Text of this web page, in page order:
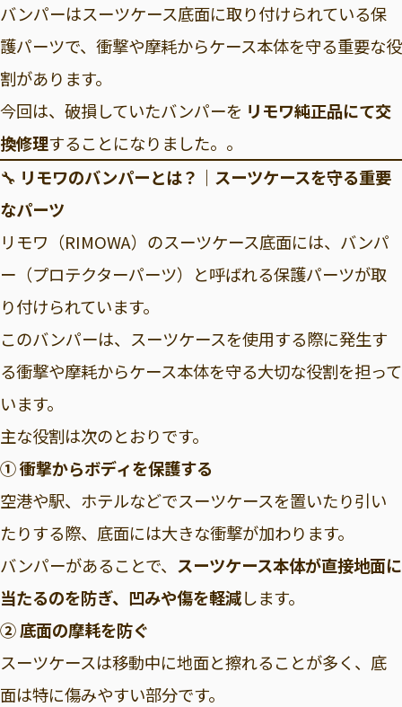
バンパーはスーツケース底面に取り付けられている保
護パーツで、衝撃や摩耗からケース本体を守る重要な役
割があります。
今回は、破損していたバンパーを リモワ純正品にて交
換修理することになりました。。
🔧 リモワのバンパーとは？｜スーツケースを守る重要
なパーツ
リモワ（RIMOWA）のスーツケース底面には、バンパ
ー（プロテクターパーツ）と呼ばれる保護パーツが取
り付けられています。
このバンパーは、スーツケースを使用する際に発生す
る衝撃や摩耗からケース本体を守る大切な役割を担って
います。
主な役割は次のとおりです。
① 衝撃からボディを保護する
空港や駅、ホテルなどでスーツケースを置いたり引い
たりする際、底面には大きな衝撃が加わります。
バンパーがあることで、 スーツケース本体が直接地面に
当たるのを防ぎ、凹みや傷を軽減します。
② 底面の摩耗を防ぐ
スーツケースは移動中に地面と擦れることが多く、底
面は特に傷みやすい部分です。